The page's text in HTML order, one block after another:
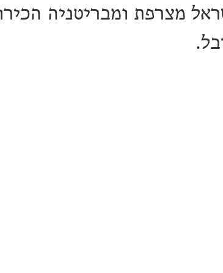
מצרפת ומבריטניה